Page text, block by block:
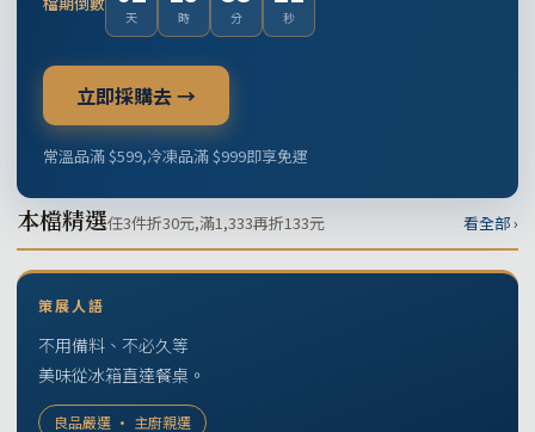
天 時 分 秒
立即採購去 →
常溫品滿 $599,冷凍品滿 $999即享免運
本檔精選任3件折30元,滿1,333再折133元 看全部 ›
策展人語
不用備料、不必久等
美味從冰箱直達餐桌。
良品嚴選 · 主廚親選